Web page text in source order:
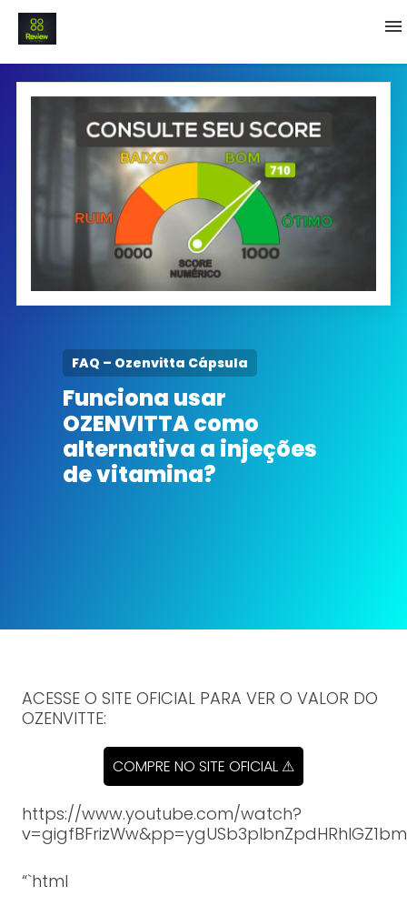
INICIO
Termo e Condições
Política Privacidade
SOBRE NÓS
FAQ – Ozenvitta Cápsula
Funciona usar
OZENVITTA como
alternativa a injeções
de vitamina?
ACESSE O SITE OFICIAL PARA VER O VALOR DO
OZENVITTE:
COMPRE NO SITE OFICIAL ⚠
https://www.youtube.com/watch?
“`html